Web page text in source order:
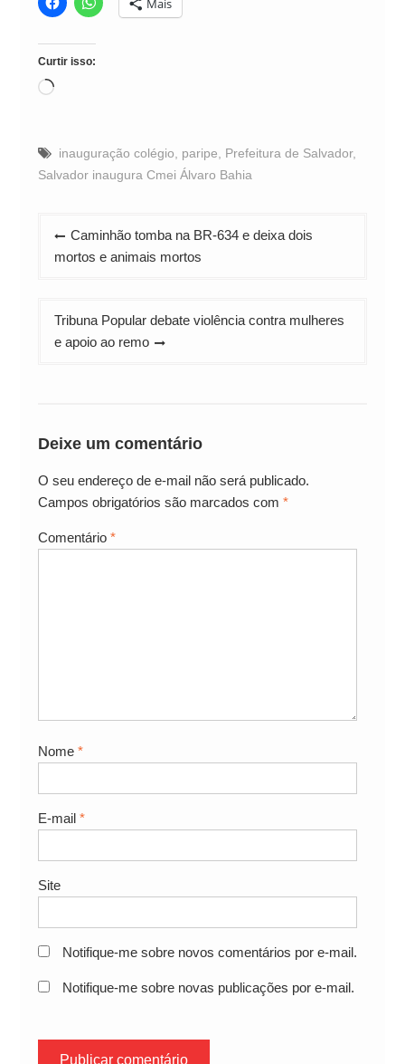
Mais
Curtir isso:
Carregando...
inauguração colégio paripe Prefeitura de Salvador,
Salvador inaugura Cmei Álvaro Bahia
Navegação
de
Caminhão tomba na BR-634 e deixa dois
mortos e animais mortos
Tribuna Popular debate violência contra mulheres
e apoio ao remo
Deixe um comentário
O seu endereço de e-mail não será publicado.
Campos obrigatórios são marcados com *
Comentário *
Nome *
E-mail *
Site
Notifique-me sobre novos comentários por e-mail.
Notifique-me sobre novas publicações por e-mail.